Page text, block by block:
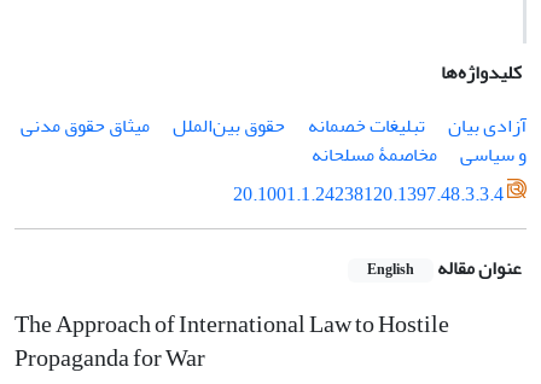
کلیدواژه‌ها
آزادی بیان
تبلیغات خصمانه حقوق بین‌الملل
میثاق حقوق مدنی
و سیاسی
مخاصمۀ مسلحانه
20.1001.1.24238120.1397.48.3.3.4
عنوان مقاله English
The Approach of International Law to Hostile
Propaganda for War